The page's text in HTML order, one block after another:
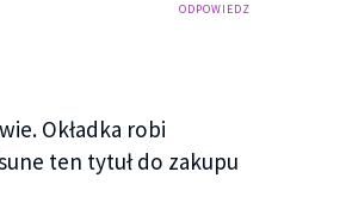
ODPOWIEDZ
Okładka robi
ten tytuł do zakupu